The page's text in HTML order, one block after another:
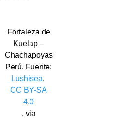
Fortaleza de
Kuelap –
Chachapoyas
Perú. Fuente:
Lushisea,
CC BY-SA
4.0
, via